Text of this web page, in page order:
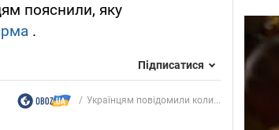
пояснили, яку
.
Підписатися
Українцям повідомили коли...